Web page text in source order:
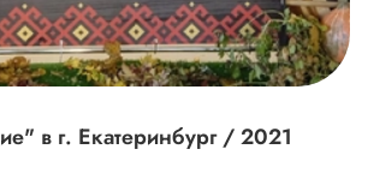
в г. Екатеринбург / 2021